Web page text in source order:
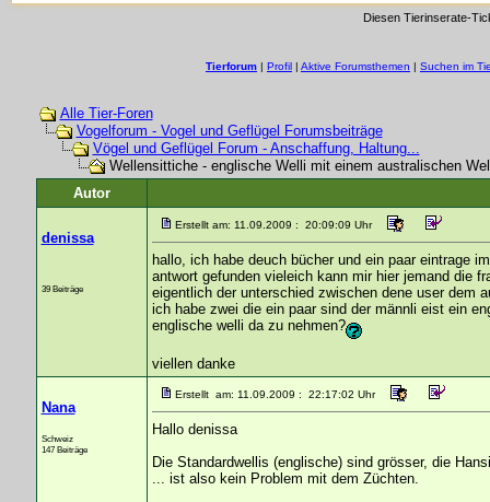
Diesen Tierinserate-
Tierforum | Profil | Aktive Forumsthemen | Suchen im
Alle Tier-Foren
Vogelforum - Vogel und Geflügel Forumsbeiträge
Vögel und Geflügel Forum - Anschaffung, Haltung...
Wellensittiche - englische Welli mit einem australischen
Autor
denissa
39 Beiträge
Erstellt am: 11.09.2009 : 20:09:09 Uhr
hallo, ich habe deuch bücher und ein paar eintrage
antwort gefunden vieleich kann mir hier jemand die
eigentlich der unterschied zwischen dene user dem
ich habe zwei die ein paar sind der männli eist ein
englische welli da zu nehmen?
viellen danke
Nana
Schweiz
147 Beiträge
Erstellt am: 11.09.2009 : 22:17:02 Uhr
Hallo denissa
Die Standardwellis (englische) sind grösser, die
... ist also kein Problem mit dem Züchten.